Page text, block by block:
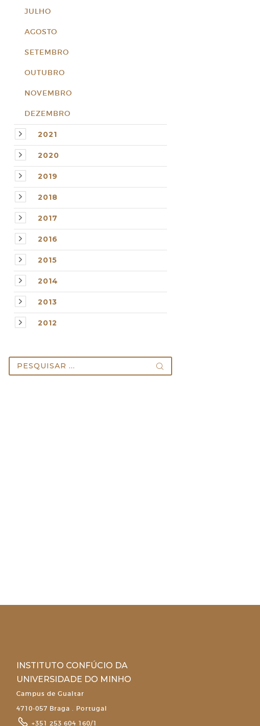
JULHO
AGOSTO
SETEMBRO
OUTUBRO
NOVEMBRO
DEZEMBRO
2021
2020
2019
2018
2017
2016
2015
2014
2013
2012
Pesquisar
por:
INSTITUTO CONFÚCIO DA
UNIVERSIDADE DO MINHO
Campus de Gualtar
4710-057 Braga . Portugal
+351 253 604 160/1